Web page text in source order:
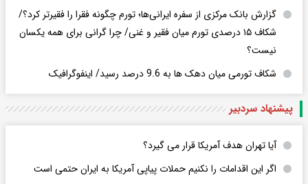
گزارش بانک مرکزی از سفره ایرانی‌ها؛ تورم چگونه فقرا را فقیرتر کرد؟/
شکاف ۱۵ درصدی تورم میان فقیر و غنی/ چرا گرانی برای همه یکسان
نیست؟
شکاف تورمی میان دهک ها به 9.6 درصد رسید/ اینفوگرافیک
پیشنهاد سردبیر
آیا تهران هدف آمریکا قرار می گیرد؟
اگر این اقدامات را نکنیم حملات پیاپی آمریکا به ایران حتمی است